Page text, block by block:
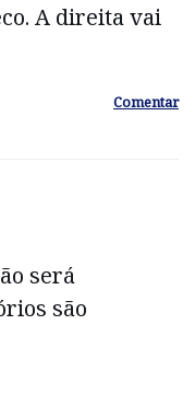
A direita vai
Comentar
será
são